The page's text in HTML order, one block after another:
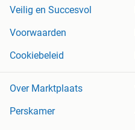
Veilig en Succesvol
Voorwaarden
Cookiebeleid
Over Marktplaats
Perskamer